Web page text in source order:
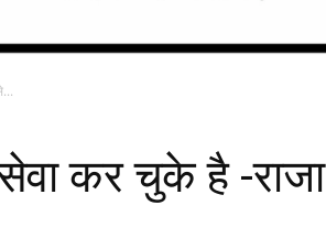
कर चुके है -राजा